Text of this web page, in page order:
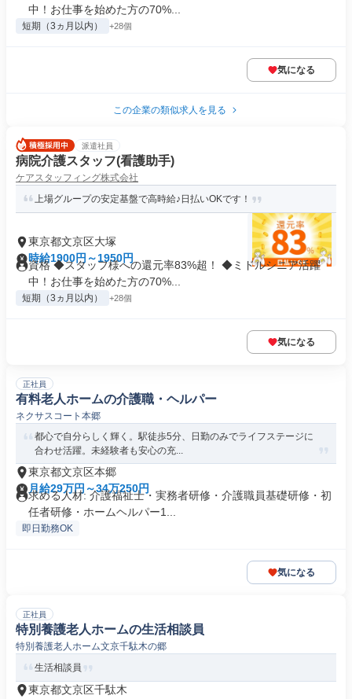
中！お仕事を始めた方の70%...
短期（3ヵ月以内） +28個
気になる
この企業の類似求人を見る
派遣社員
病院介護スタッフ(看護助手)
ケアスタッフィング株式会社
上場グループの安定基盤で高時給♪日払いOKです！
東京都文京区大塚
時給1900円～1950円
資格 ◆スタッフ様への還元率83%超！ ◆ミドルシニア活躍
中！お仕事を始めた方の70%...
短期（3ヵ月以内） +28個
気になる
正社員
有料老人ホームの介護職・ヘルパー
ネクサスコート本郷
都心で自分らしく輝く。駅徒歩5分、日勤のみでライフステージに
合わせ活躍。未経験者も安心の充...
東京都文京区本郷
月給29万円～34万250円
求める人材: 介護福祉士・実務者研修・介護職員基礎研修・初
任者研修・ホームヘルパー1...
即日勤務OK
気になる
正社員
特別養護老人ホームの生活相談員
特別養護老人ホーム文京千駄木の郷
生活相談員
東京都文京区千駄木